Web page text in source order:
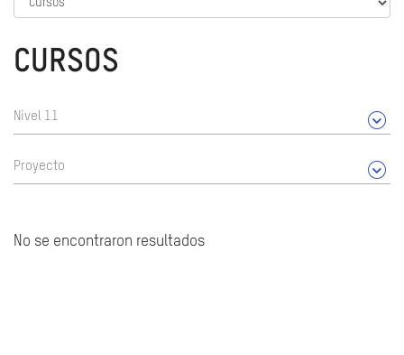
CURSOS
Nivel 11
Proyecto
No se encontraron resultados